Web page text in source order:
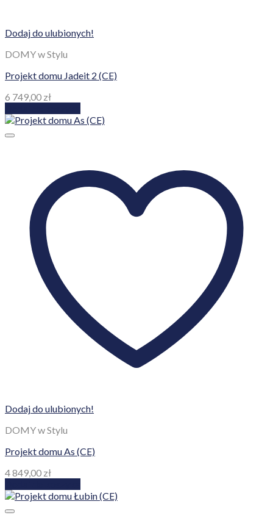
Dodaj do ulubionych!
DOMY w Stylu
Projekt domu Jadeit 2 (CE)
6 749,00 zł
Dodaj do ulubionych!
DOMY w Stylu
Projekt domu As (CE)
4 849,00 zł